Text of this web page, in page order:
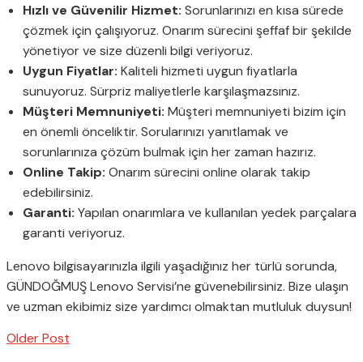
Hızlı ve Güvenilir Hizmet: Sorunlarınızı en kısa sürede
çözmek için çalışıyoruz. Onarım sürecini şeffaf bir şekilde
yönetiyor ve size düzenli bilgi veriyoruz.
Uygun Fiyatlar: Kaliteli hizmeti uygun fiyatlarla
sunuyoruz. Sürpriz maliyetlerle karşılaşmazsınız.
Müşteri Memnuniyeti: Müşteri memnuniyeti bizim için
en önemli önceliktir. Sorularınızı yanıtlamak ve
sorunlarınıza çözüm bulmak için her zaman hazırız.
Online Takip: Onarım sürecini online olarak takip
edebilirsiniz.
Garanti: Yapılan onarımlara ve kullanılan yedek parçalara
garanti veriyoruz.
Lenovo bilgisayarınızla ilgili yaşadığınız her türlü sorunda,
GÜNDOĞMUŞ Lenovo Servisi’ne güvenebilirsiniz. Bize ulaşın
ve uzman ekibimiz size yardımcı olmaktan mutluluk duysun!
Older Post